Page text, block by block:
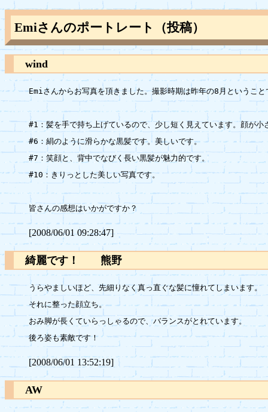
Emiさんのポートレート（投稿）
wind
Emiさんからお写真を頂きました。撮影時期は昨年の8月ということ
#1：髪を手で持ち上げているので、少し短く見えています。顔が小
#6：絹のように滑らかな黒髪です。美しいです。
#7：笑顔と、背中でなびく長い黒髪が魅力的です。
#10：きりっとした美しい写真です。
[2008/06/01 09:28:47]
綺麗です！ 熊野
うらやましいほど、先細りなく真っ直ぐな髪に憧れてしまいます。
それに整った顔立ち。
おみ脚が長くていらっしゃるので、バランスがとれています。
[2008/06/01 13:52:19]
AW